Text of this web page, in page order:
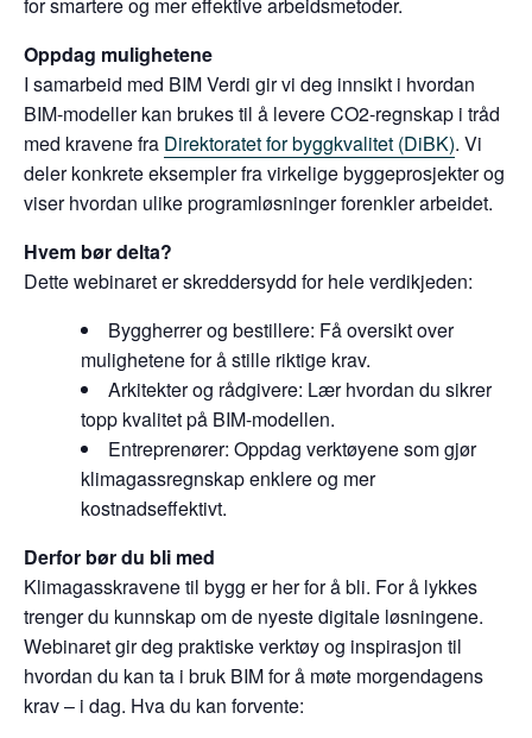
Oppdag mulighetene
I samarbeid med BIM Verdi gir vi deg innsikt i hvordan
BIM-modeller kan brukes til å levere CO2-regnskap i tråd
med kravene fra Direktoratet for byggkvalitet (DiBK). Vi
deler konkrete eksempler fra virkelige byggeprosjekter og
viser hvordan ulike programløsninger forenkler arbeidet.
Hvem bør delta?
Dette webinaret er skreddersydd for hele verdikjeden:
Byggherrer og bestillere: Få oversikt over
mulighetene for å stille riktige krav.
Arkitekter og rådgivere: Lær hvordan du sikrer
topp kvalitet på BIM-modellen.
Entreprenører: Oppdag verktøyene som gjør
klimagassregnskap enklere og mer
kostnadseffektivt.
Derfor bør du bli med
Klimagasskravene til bygg er her for å bli. For å lykkes
trenger du kunnskap om de nyeste digitale løsningene.
Webinaret gir deg praktiske verktøy og inspirasjon til
hvordan du kan ta i bruk BIM for å møte morgendagens
krav – i dag. Hva du kan forvente: